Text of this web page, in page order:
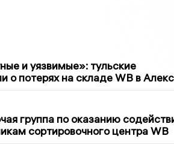
и уязвимые»: тульские
о потерях на складе WB в
группа по оказанию
сортировочного центра WB